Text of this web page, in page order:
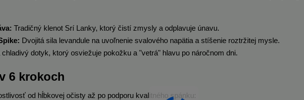
Tradičný klenot Srí Lanky, ktorý čistí zmysly a odplavuje únavu.
Dvojitá sila levandule na uvoľnenie svalového napätia a stíšenie roztržitej mysle.
chladivý dotyk, ktorý osviežuje pokožku a "vetrá" hlavu po náročnom dni.
6 krokoch
od hĺbkovej očisty až po podporu kvalitného spánku: